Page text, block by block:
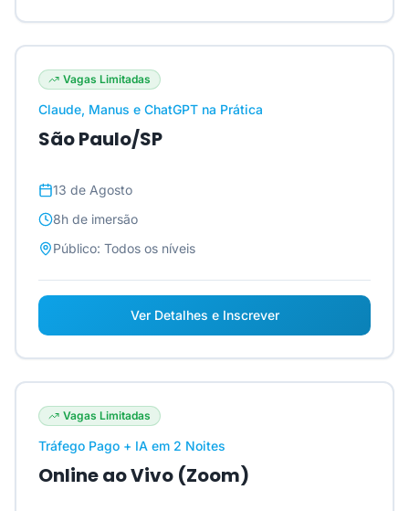
Vagas Limitadas
Claude, Manus e ChatGPT na Prática
São Paulo/SP
13 de Agosto
8h de imersão
Público: Todos os níveis
Ver Detalhes e Inscrever
Vagas Limitadas
Tráfego Pago + IA em 2 Noites
Online ao Vivo (Zoom)